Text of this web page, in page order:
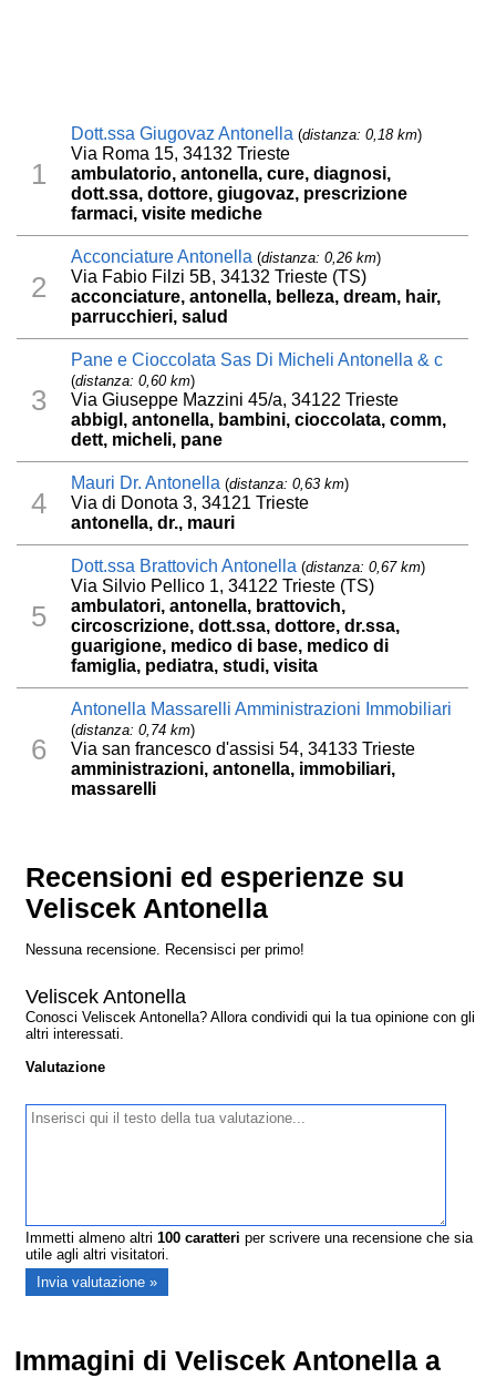
1
Dott.ssa Giugovaz Antonella (distanza: 0,18 km)
Via Roma 15, 34132 Trieste
ambulatorio, antonella, cure, diagnosi,
dott.ssa, dottore, giugovaz, prescrizione
farmaci, visite mediche
2
Acconciature Antonella (distanza: 0,26 km)
Via Fabio Filzi 5B, 34132 Trieste (TS)
acconciature, antonella, belleza, dream, hair,
parrucchieri, salud
3
Pane e Cioccolata Sas Di Micheli Antonella & c
(distanza: 0,60 km)
Via Giuseppe Mazzini 45/a, 34122 Trieste
abbigl, antonella, bambini, cioccolata, comm,
dett, micheli, pane
4
Mauri Dr. Antonella (distanza: 0,63 km)
Via di Donota 3, 34121 Trieste
antonella, dr., mauri
5
Dott.ssa Brattovich Antonella (distanza: 0,67 km)
Via Silvio Pellico 1, 34122 Trieste (TS)
ambulatori, antonella, brattovich,
circoscrizione, dott.ssa, dottore, dr.ssa,
guarigione, medico di base, medico di
famiglia, pediatra, studi, visita
6
Antonella Massarelli Amministrazioni Immobiliari
(distanza: 0,74 km)
Via san francesco d'assisi 54, 34133 Trieste
amministrazioni, antonella, immobiliari,
massarelli
Recensioni ed esperienze su
Veliscek Antonella
Nessuna recensione. Recensisci per primo!
Veliscek Antonella
Conosci Veliscek Antonella? Allora condividi qui la tua opinione con gli
altri interessati.
Valutazione
Immetti almeno altri100 caratteri per scrivere una recensione che sia
utile agli altri visitatori.
Immagini di Veliscek Antonella a